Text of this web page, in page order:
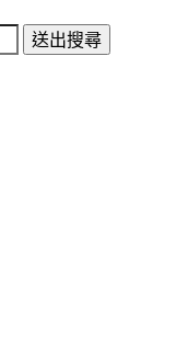
送出搜尋